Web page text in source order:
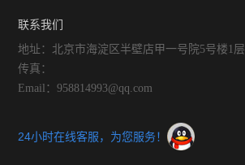
联系我们
地址：北京市海淀区半壁店甲一号院5号楼1层
传真：
Email：958814993@qq.com
24小时在线客服，为您服务！